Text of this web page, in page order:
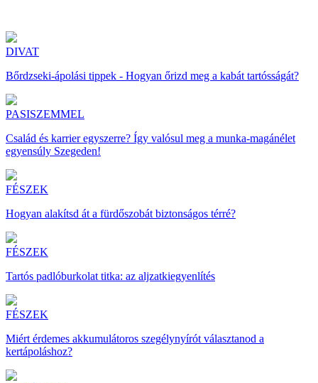
DIVAT
Bőrdzseki-ápolási tippek - Hogyan őrizd meg a kabát tartósságát?
PASISZEMMEL
Család és karrier egyszerre? Így valósul meg a munka-magánélet
egyensúly Szegeden!
FÉSZEK
Hogyan alakítsd át a fürdőszobát biztonságos térré?
FÉSZEK
Tartós padlóburkolat titka: az aljzatkiegyenlítés
FÉSZEK
Miért érdemes akkumulátoros szegélynyírót választanod a
kertápoláshoz?